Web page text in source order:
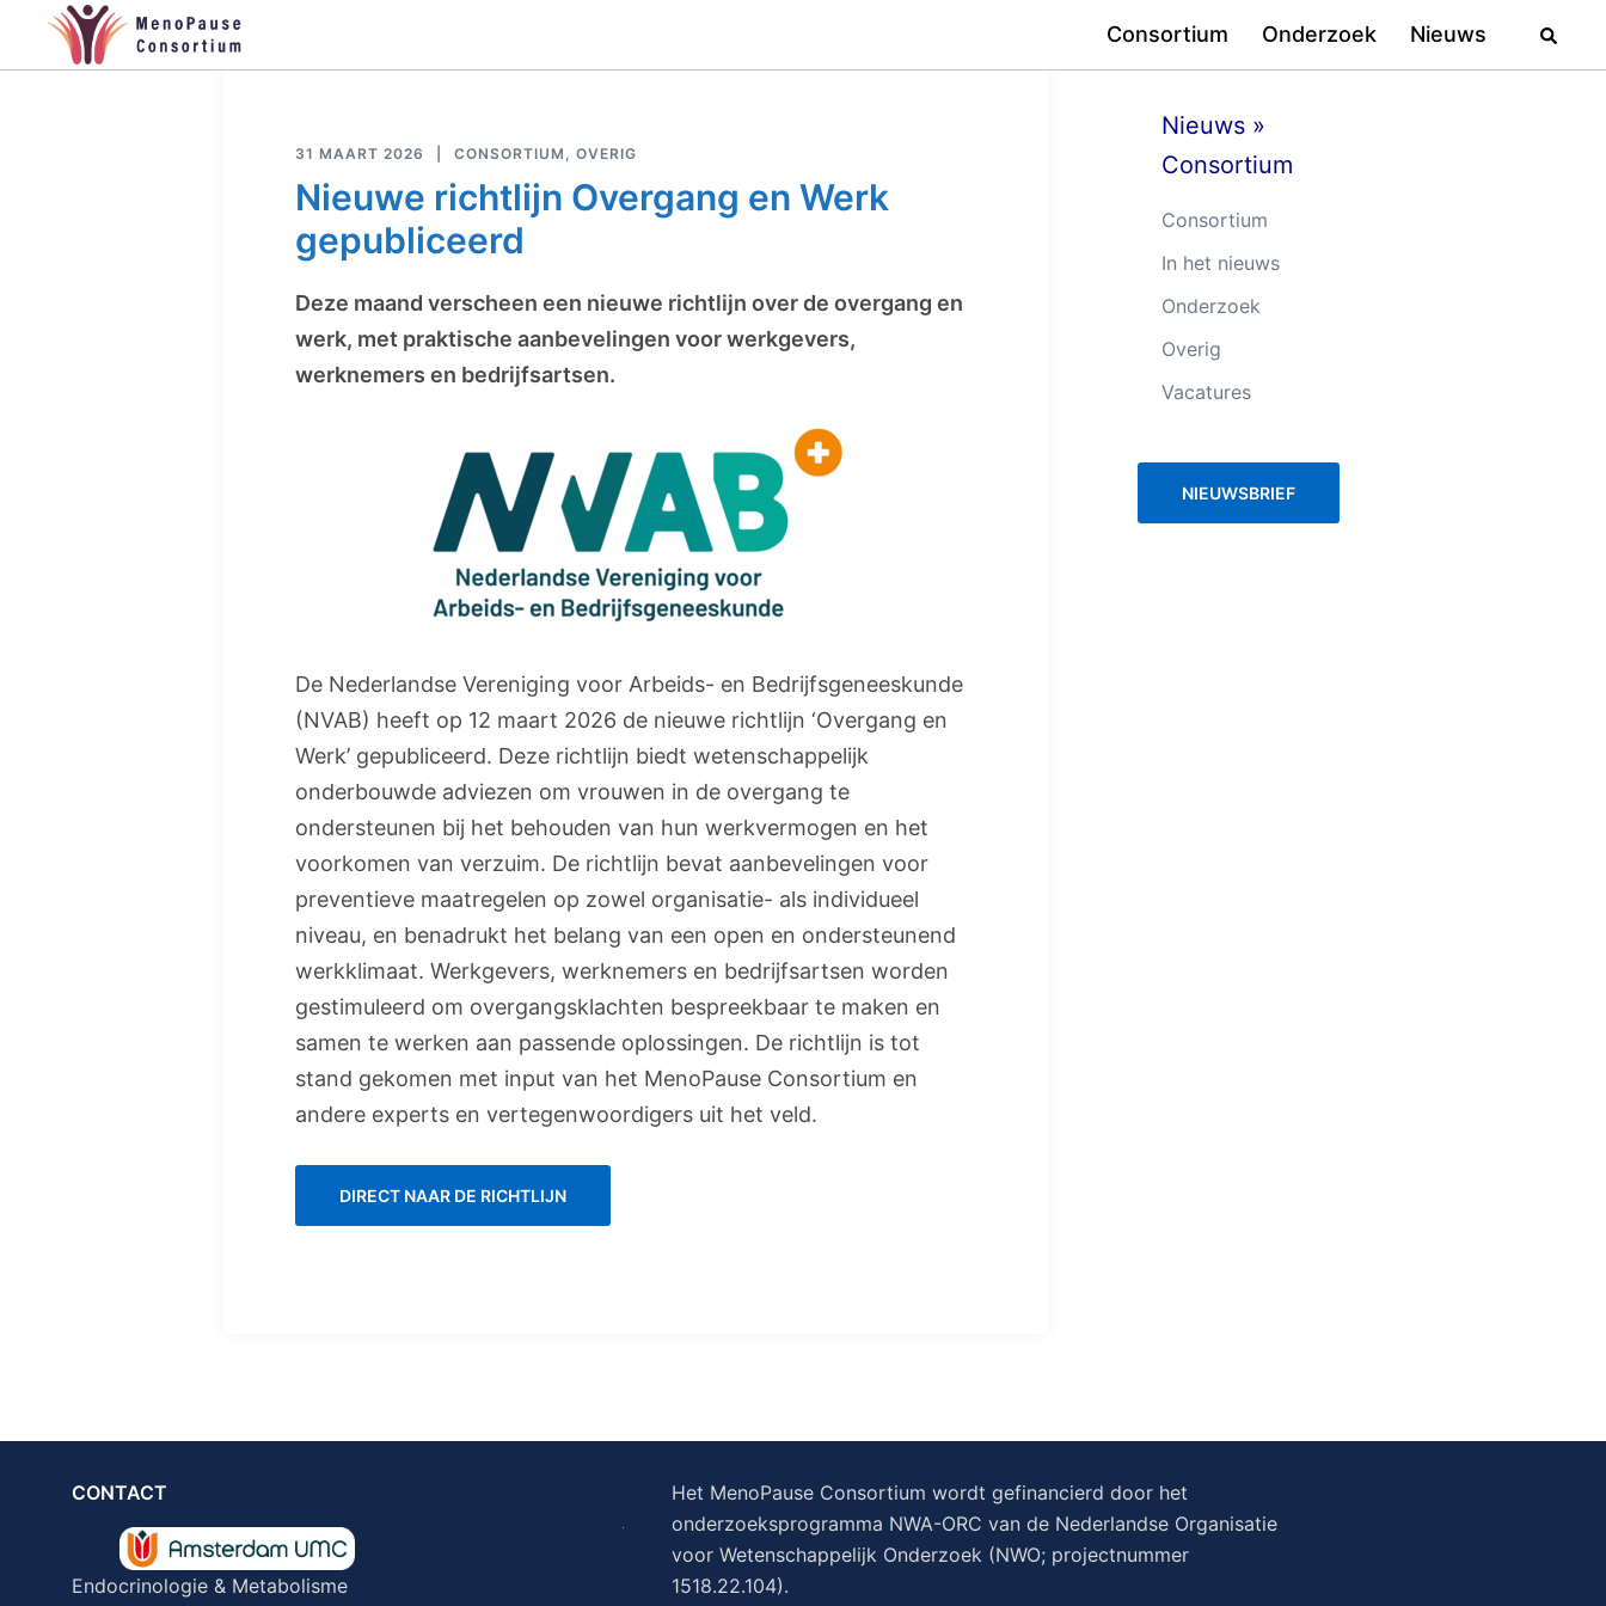
Consortium Onderzoek Nieuws
31 MAART 2026 CONSORTIUM OVERIG
Nieuwe richtlijn Overgang en Werk
gepubliceerd
Deze maand verscheen een nieuwe richtlijn over de overgang en
werk, met praktische aanbevelingen voor werkgevers,
werknemers en bedrijfsartsen.
De Nederlandse Vereniging voor Arbeids- en Bedrijfsgeneeskunde
(NVAB) heeft op 12 maart 2026 de nieuwe richtlijn ‘Overgang en
Werk’ gepubliceerd. Deze richtlijn biedt wetenschappelijk
onderbouwde adviezen om vrouwen in de overgang te
ondersteunen bij het behouden van hun werkvermogen en het
voorkomen van verzuim. De richtlijn bevat aanbevelingen voor
preventieve maatregelen op zowel organisatie- als individueel
niveau, en benadrukt het belang van een open en ondersteunend
werkklimaat. Werkgevers, werknemers en bedrijfsartsen worden
gestimuleerd om overgangsklachten bespreekbaar te maken en
samen te werken aan passende oplossingen. De richtlijn is tot
stand gekomen met input van het MenoPause Consortium en
andere experts en vertegenwoordigers uit het veld.
DIRECT NAAR DE RICHTLIJN
Nieuws »
Consortium
Consortium
In het nieuws
Onderzoek
Overig
Vacatures
NIEUWSBRIEF
CONTACT
Endocrinologie & Metabolisme
Het MenoPause Consortium wordt gefinancierd door het
onderzoeksprogramma NWA-ORC van de Nederlandse Organisatie
voor Wetenschappelijk Onderzoek (NWO; projectnummer
1518.22.104).